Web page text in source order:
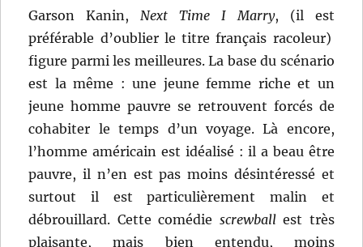
Garson Kanin,Next Time I Marry, (il est
préférable d’oublier le titre français racoleur)
figure parmi les meilleures. La base du scénario
est la même : une jeune femme riche et un
jeune homme pauvre se retrouvent forcés de
cohabiter le temps d’un voyage. Là encore,
l’homme américain est idéalisé : il a beau être
pauvre, il n’en est pas moins désintéressé et
surtout il est particulièrement malin et
débrouillard. Cette comédie screwballest très
plaisante, mais bien entendu, moins